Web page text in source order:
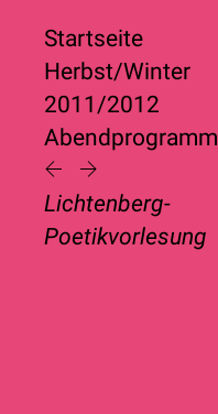
Startseite
Herbst/Winter
2011/2012
Abendprogramm
Lichtenberg-
Poetikvorlesung